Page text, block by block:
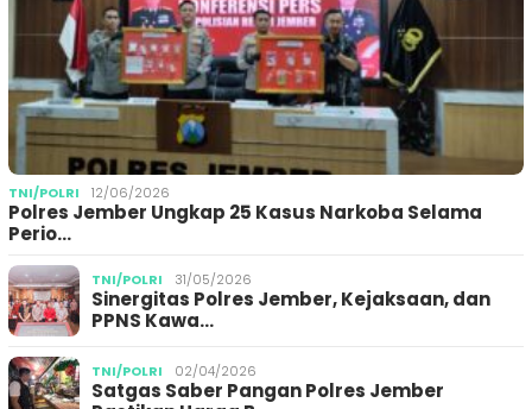
TNI/POLRI 12/06/2026
Polres Jember Ungkap 25 Kasus Narkoba Selama
Perio…
TNI/POLRI 31/05/2026
Sinergitas Polres Jember, Kejaksaan, dan
PPNS Kawa…
TNI/POLRI 02/04/2026
Satgas Saber Pangan Polres Jember